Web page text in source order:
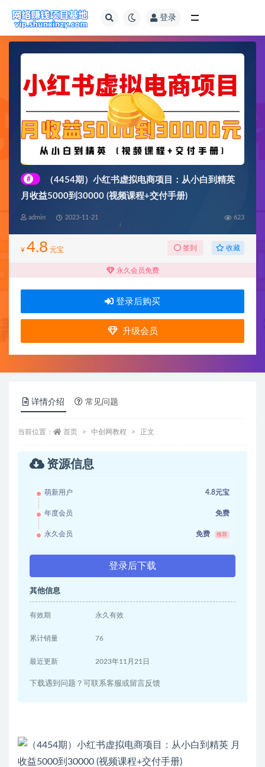
登录
#
（4454期）小红书虚拟电商项目：从小白到精英
月收益5000到30000 (视频课程+交付手册)
admin 2023-11-21 623
¥ 4.8 元宝 签到 收藏
永久会员免费
登录后购买
升级会员
详情介绍 常见问题
当前位置： 首页 中创网教程 正文
资源信息
萌新用户 4.8元宝
年度会员 免费
永久会员 免费 推荐
登录后下载
其他信息
有效期 永久有效
累计销量 76
最近更新 2023年11月21日
下载遇到问题？可联系客服或留言反馈